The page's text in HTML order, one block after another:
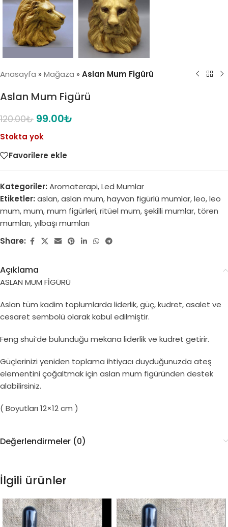
Anasayfa » Mağaza » Aslan Mum Figürü
Aslan Mum Figürü
120.00₺ 99.00₺
Stokta yok
Favorilere ekle
Kategoriler: Aromaterapi,Led Mumlar
Etiketler: aslan,aslan mum,hayvan figürlü mumlar,leo,leo
mum,mum,mum figürleri,ritüel mum, şekilli mumlar, tören
mumları,yılbaşı mumları
Share:
Açıklama
ASLAN MUM FİGÜRÜ
Aslan tüm kadim toplumlarda liderlik, güç, kudret, asalet ve
cesaret sembolü olarak kabul edilmiştir.
Feng shui’de bulunduğu mekana liderlik ve kudret getirir.
Güçlerinizi yeniden toplama ihtiyacı duyduğunuzda ateş
elementini çoğaltmak için aslan mum figüründen destek
alabilirsiniz.
( Boyutları 12×12 cm )
Değerlendirmeler (0)
İlgili ürünler